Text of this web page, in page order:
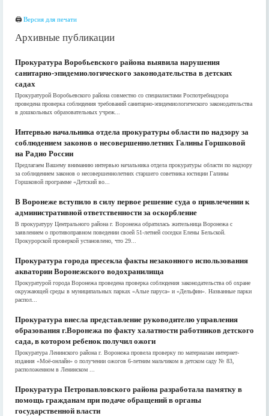
🖨 Версия для печати
Архивные публикации
Прокуратура Воробьевского района выявила нарушения
санитарно-эпидемиологического законодательства в детских
садах
Прокуратурой Воробьевского района совместно со специалистами Роспотребнадзора
проведена проверка соблюдения требований санитарно-эпидемиологического законодательства
в дошкольных образовательных учреж...
Интервью начальника отдела прокуратуры области по надзору за
соблюдением законов о несовершеннолетних Галины Горшковой
на Радио России
Предлагаем Вашему вниманию интервью начальника отдела прокуратуры области по надзору
за соблюдением законов о несовершеннолетних старшего советника юстиции Галины
Горшковой программе «Детский во...
В Воронеже вступило в силу первое решение суда о привлечении к
административной ответственности за оскорбление
В прокуратуру Центрального района г. Воронежа обратилась жительница Воронежа с
заявлением о противоправном поведении своей 51-летней соседки Елены Бельской.
Прокурорской проверкой установлено, что 29...
Прокуратура города пресекла факты незаконного использования
акватории Воронежского водохранилища
Прокуратурой города Воронежа проведена проверка соблюдения законодательства об охране
окружающей среды в муниципальных парках «Алые паруса» и «Дельфин». Названные парки
распол...
Прокуратура внесла представление руководителю управления
образования г.Воронежа по факту халатности работников детского
сада, в котором ребенок получил ожоги
Прокуратура Ленинского района г. Воронежа провела проверку по материалам интернет-
издания «Моё-онлайн» о получении ожогов 6-летним мальчиком в детском саду № 83,
расположенном в Ленинском ...
Прокуратура Петропавловского района разработала памятку в
помощь гражданам при подаче обращений в органы
государственной власти